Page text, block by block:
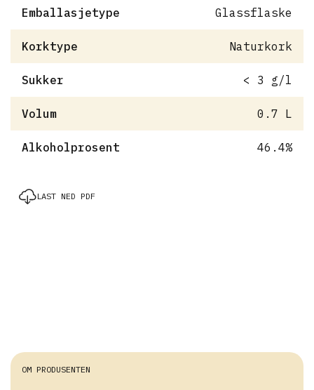
Emballasjetype Glassflaske
Korktype Naturkork
Sukker < 3 g/l
Volum 0.7 L
Alkoholprosent 46.4%
LAST NED PDF
OM PRODUSENTEN